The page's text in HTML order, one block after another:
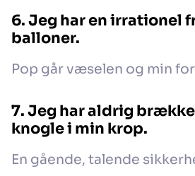
6. Jeg har en irrationel
balloner.
Pop går væselen og min
7. Jeg har aldrig
knogle i min krop.
En gående, talende